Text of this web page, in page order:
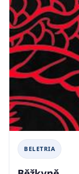
BELETRIA